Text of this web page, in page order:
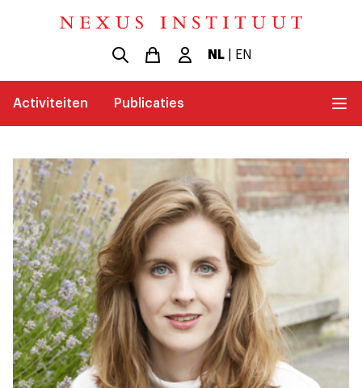
NL| EN
Activiteiten Publicaties